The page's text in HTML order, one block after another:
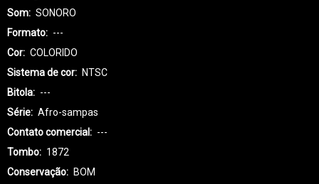
Som
SONORO
Formato
---
Cor
COLORIDO
Sistema de cor
NTSC
Bitola
---
Série
Afro-sampas
Contato comercial
---
Tombo
1872
Conservação
BOM